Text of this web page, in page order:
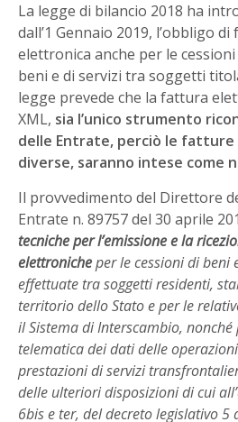
La legge di bilancio 2018 ha
dall’1 Gennaio 2019, l’obbligo
elettronica anche per le
beni e di servizi tra soggetti
legge prevede che la fattura
XML, sia l’unico strumento
delle Entrate, perciò le fatture
diverse, saranno intese come
Il provvedimento del Direttore
Entrate n. 89757 del 30 aprile
tecniche per l’emissione e la
elettronicheper le cessioni di beni
effettuate tra soggetti residenti,
territorio dello Stato e per le
il Sistema di Interscambio,
telematica dei dati delle
prestazioni di servizi
delle ulteriori disposizioni di cui
6bis e ter, del decreto legislativo 5